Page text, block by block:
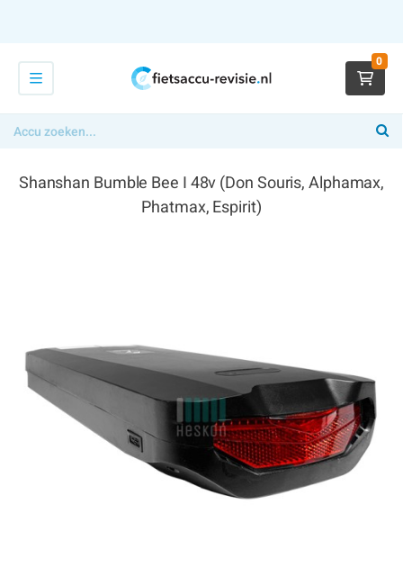
0
Shanshan Bumble Bee I 48v (Don Souris, Alphamax,
Phatmax, Espirit)